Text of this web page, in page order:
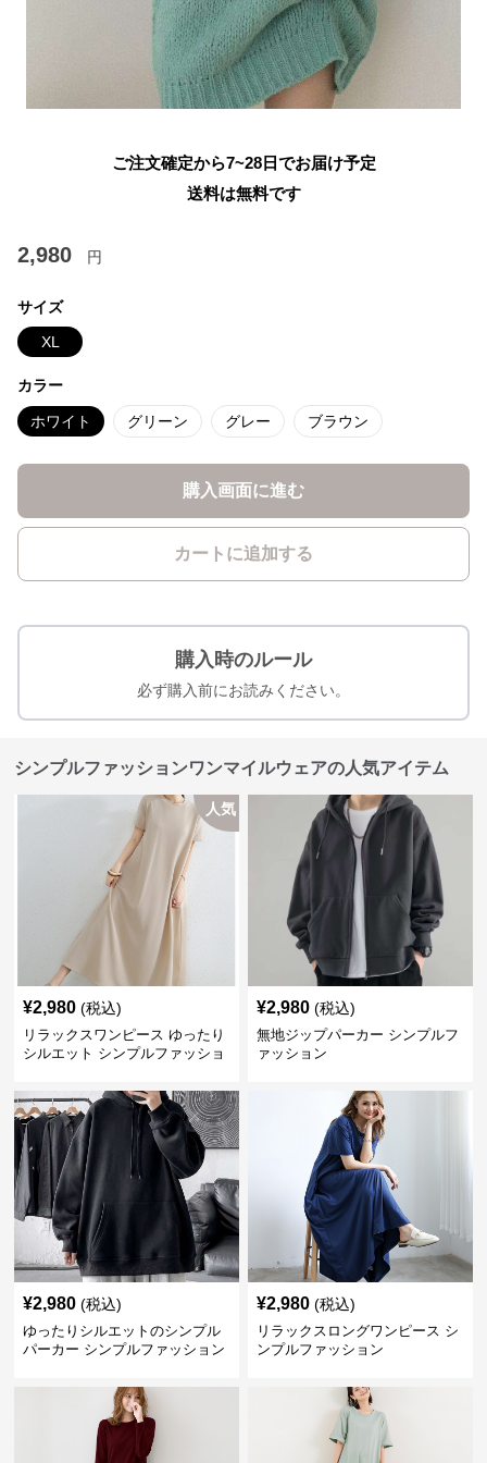
ご注文確定から7~28日でお届け予定
送料は無料です
2,980 円
サイズ
XL
カラー
ホワイト グリーン グレー ブラウン
購入画面に進む
カートに追加する
購入時のルール
必ず購入前にお読みください。
シンプルファッションワンマイルウェアの人気アイテム
人気
¥2,980 (税込)
リラックスワンピース ゆったり
シルエット シンプルファッショ
¥2,980 (税込)
無地ジップパーカー シンプルフ
ァッション
¥2,980 (税込)
ゆったりシルエットのシンプル
パーカー シンプルファッション
¥2,980 (税込)
リラックスロングワンピース シ
ンプルファッション